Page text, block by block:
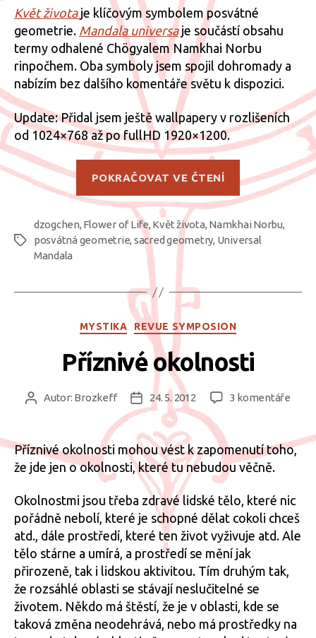
+
Květ života je klíčovým symbolem posvátné
geometrie. Mandala universaje součástí obsahu
termy odhalené Chögyalem Namkhai Norbu
rinpočhem. Oba symboly jsem spojil dohromady a
nabízím bez dalšího komentáře světu k dispozici.
Update: Přidal jsem ještě wallpapery v rozlišeních
od 1024×768 až po fullHD 1920×1200.
POKRAČOVAT VE ČTENÍ
„Flower
of
Life
+
Universal
Štítky
dzogchen, Flower of Life, Květ života, Namkhai Norbu,
posvátná geometrie, sacred geometry, Universal
Mandala
Rubriky
MYSTIKA REVUE SYMPOSION
Příznivé okolnosti
AutorAutor: Brozkeff
Datum
příspěvku
24. 5. 2012 3 komentářeu
Příznivé okolnosti mohou vést k zapomenutí toho,
že jde jen o okolnosti, které tu nebudou věčně.
Okolnostmi jsou třeba zdravé lidské tělo, které nic
pořádně nebolí, které je schopné dělat cokoli chceš
atd., dále prostředí, které ten život vyživuje atd. Ale
tělo stárne a umírá, a prostředí se mění jak
přirozeně, tak i lidskou aktivitou. Tím druhým tak,
že rozsáhlé oblasti se stávají neslučitelné se
životem. Někdo má štěstí, že je v oblasti, kde se
taková změna neodehrává, nebo má prostředky na